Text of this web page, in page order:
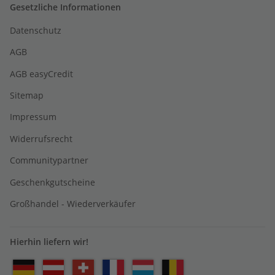
Gesetzliche Informationen
Datenschutz
AGB
AGB easyCredit
Sitemap
Impressum
Widerrufsrecht
Communitypartner
Geschenkgutscheine
Großhandel - Wiederverkäufer
Hierhin liefern wir!